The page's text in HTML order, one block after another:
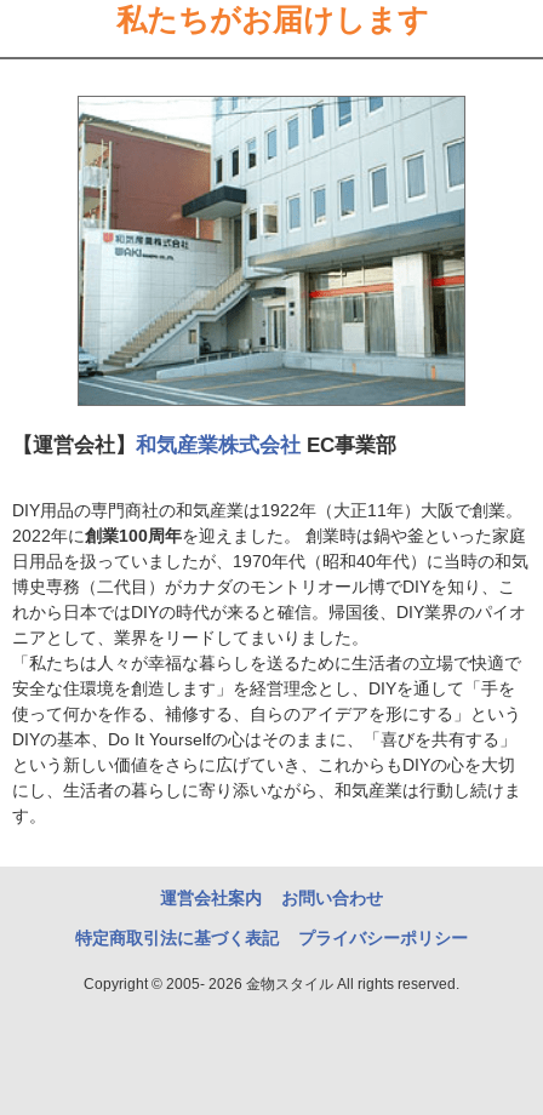
私たちがお届けします
【運営会社】 和気産業株式会社 EC事業部
DIY用品の専門商社の和気産業は1922年（大正11年）大阪で創業。
2022年に創業100周年を迎えました。 創業時は鍋や釜といった家庭
日用品を扱っていましたが、1970年代（昭和40年代）に当時の和気
博史専務（二代目）がカナダのモントリオール博でDIYを知り、こ
れから日本ではDIYの時代が来ると確信。帰国後、DIY業界のパイオ
ニアとして、業界をリードしてまいりました。
「私たちは人々が幸福な暮らしを送るために生活者の立場で快適で
安全な住環境を創造します」を経営理念とし、DIYを通して「手を
使って何かを作る、補修する、自らのアイデアを形にする」という
DIYの基本、Do It Yourselfの心はそのままに、「喜びを共有する」
という新しい価値をさらに広げていき、これからもDIYの心を大切
にし、生活者の暮らしに寄り添いながら、和気産業は行動し続けま
す。
運営会社案内 お問い合わせ
特定商取引法に基づく表記 プライバシーポリシー
Copyright © 2005- 2026 金物スタイル All rights reserved.